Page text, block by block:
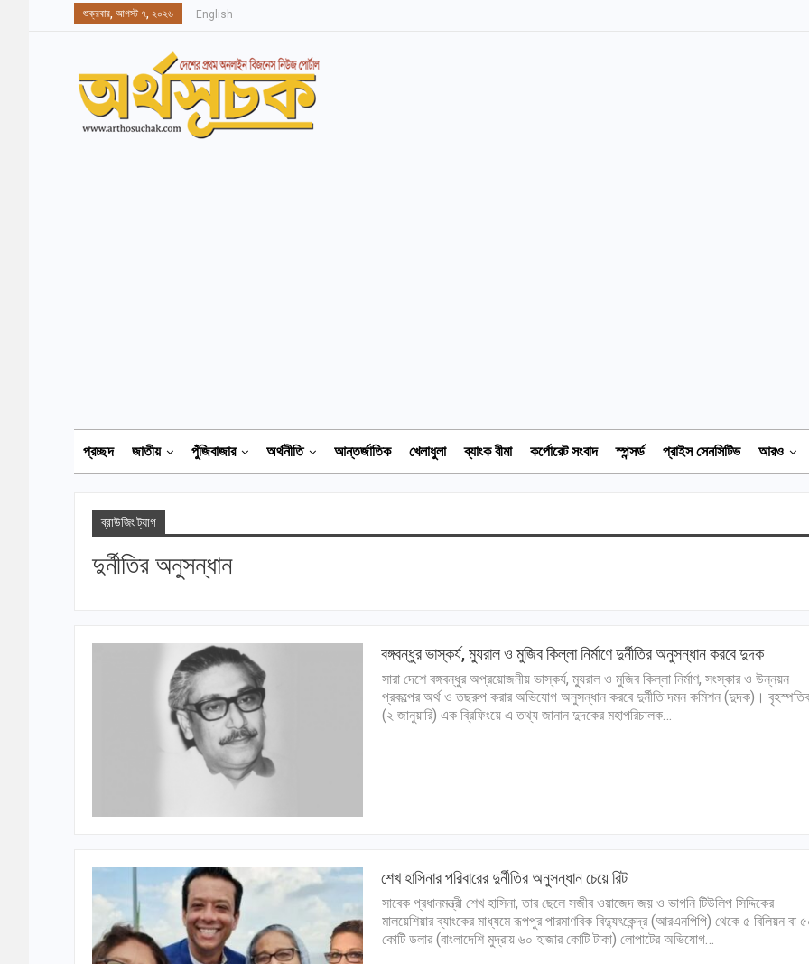
শুক্রবার, আগস্ট ৭, ২০২৬ English
প্রচ্ছদ জাতীয় পুঁজিবাজার অর্থনীতি আন্তর্জাতিক খেলাধুলা ব্যাংক বীমা কর্পোরেট সংবাদ স্পন্সর্ড প্রাইস সেনসিটিভ আরও
ব্রাউজিং ট্যাগ
দুর্নীতির অনুসন্ধান
বঙ্গবন্ধুর ভাস্কর্য, ম্যুরাল ও মুজিব কিল্লা নির্মাণে দুর্নীতির অনুসন্ধান করবে দুদক
সারা দেশে বঙ্গবন্ধুর অপ্রয়োজনীয় ভাস্কর্য, ম্যুরাল ও মুজিব কিল্লা নির্মাণ, সংস্কার ও উন্নয়ন
প্রকল্পের অর্থ ও তছরুপ করার অভিযোগ অনুসন্ধান করবে দুর্নীতি দমন কমিশন (দুদক)।
(২ জানুয়ারি) এক ব্রিফিংয়ে এ তথ্য জানান দুদকের মহাপরিচালক…
শেখ হাসিনার পরিবারের দুর্নীতির অনুসন্ধান চেয়ে রিট
সাবেক প্রধানমন্ত্রী শেখ হাসিনা, তার ছেলে সজীব ওয়াজেদ জয় ও ভাগনি টিউলিপ সিদ্দিকের
মালয়েশিয়ার ব্যাংকের মাধ্যমে রূপপুর পারমাণবিক বিদ্যুৎকেন্দ্র (আরএনপিপি) থেকে ৫ বিলিয়ন বা
কোটি ডলার (বাংলাদেশি মুদ্রায় ৬০ হাজার কোটি টাকা) লোপাটের অভিযোগ…